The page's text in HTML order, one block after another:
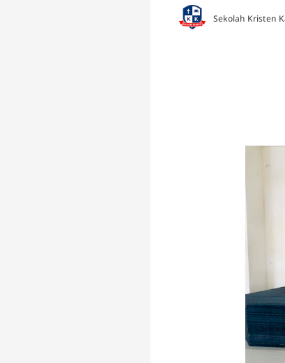
Sekolah Kristen